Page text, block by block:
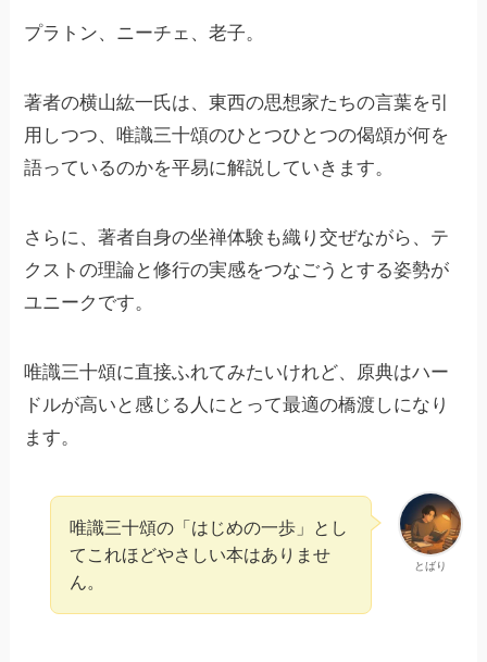
プラトン、ニーチェ、老子。
著者の横山紘一氏は、東西の思想家たちの言葉を引
用しつつ、唯識三十頌のひとつひとつの偈頌が何を
語っているのかを平易に解説していきます。
さらに、著者自身の坐禅体験も織り交ぜながら、テ
クストの理論と修行の実感をつなごうとする姿勢が
ユニークです。
唯識三十頌に直接ふれてみたいけれど、原典はハー
ドルが高いと感じる人にとって最適の橋渡しになり
ます。
とばり
唯識三十頌の「はじめの一歩」とし
てこれほどやさしい本はありませ
ん。